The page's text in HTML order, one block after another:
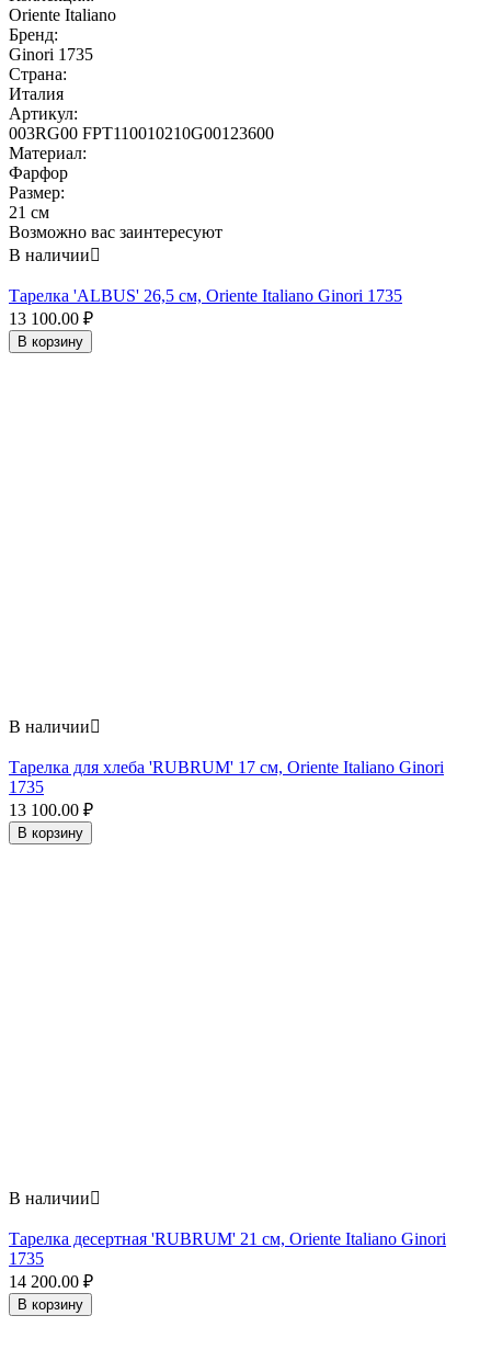
Oriente Italiano
Бренд:
Ginori 1735
Страна:
Италия
Артикул:
003RG00 FPT110010210G00123600
Материал:
Фарфор
Размер:
21 см
Возможно вас заинтересуют
В наличии
Тарелка 'ALBUS' 26,5 см, Oriente Italiano Ginori 1735
13 100.00 ₽
В корзину
В наличии
Тарелка для хлеба 'RUBRUM' 17 см, Oriente Italiano Ginori
1735
13 100.00 ₽
В корзину
В наличии
Тарелка десертная 'RUBRUM' 21 см, Oriente Italiano Ginori
1735
14 200.00 ₽
В корзину